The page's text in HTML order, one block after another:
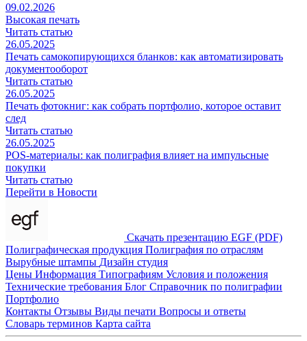
09.02.2026
Высокая печать
Читать статью
26.05.2025
Печать самокопирующихся бланков: как автоматизировать
документооборот
Читать статью
26.05.2025
Печать фотокниг: как собрать портфолио, которое оставит
след
Читать статью
26.05.2025
POS-материалы: как полиграфия влияет на импульсные
покупки
Читать статью
Перейти в Новости
Скачать презентацию EGF (PDF)
Полиграфическая продукция Полиграфия по отраслям
Вырубные штампы Дизайн студия
Цены Информация Типографиям Условия и положения
Технические требования Блог Справочник по полиграфии
Портфолио
Контакты Отзывы Виды печати Вопросы и ответы
Словарь терминов Карта сайта